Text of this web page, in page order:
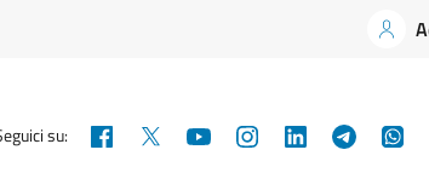
su: Facebook YouTubeInstagramLinkedIn